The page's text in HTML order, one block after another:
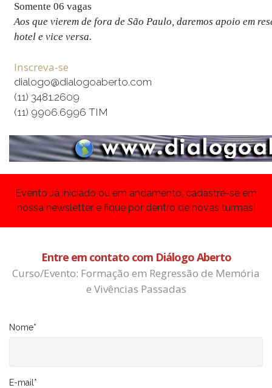
Somente 06 vagas
Aos que vierem de fora de São Paulo, daremos apoio em
hotel e vice versa.
Inscreva-se
dialogo@dialogoaberto.com
(11) 3481.2609
(11) 9906.6996 TIM
Evento Já iniciado ou em andamento, cadastre-se em
nossa newsletter e fique por dentro de novas turmas!
Entre em contato com Diálogo Aberto
Curso/Evento: Formação em Regressão de Memória
e Vivências Passadas
Nome*
E-mail *